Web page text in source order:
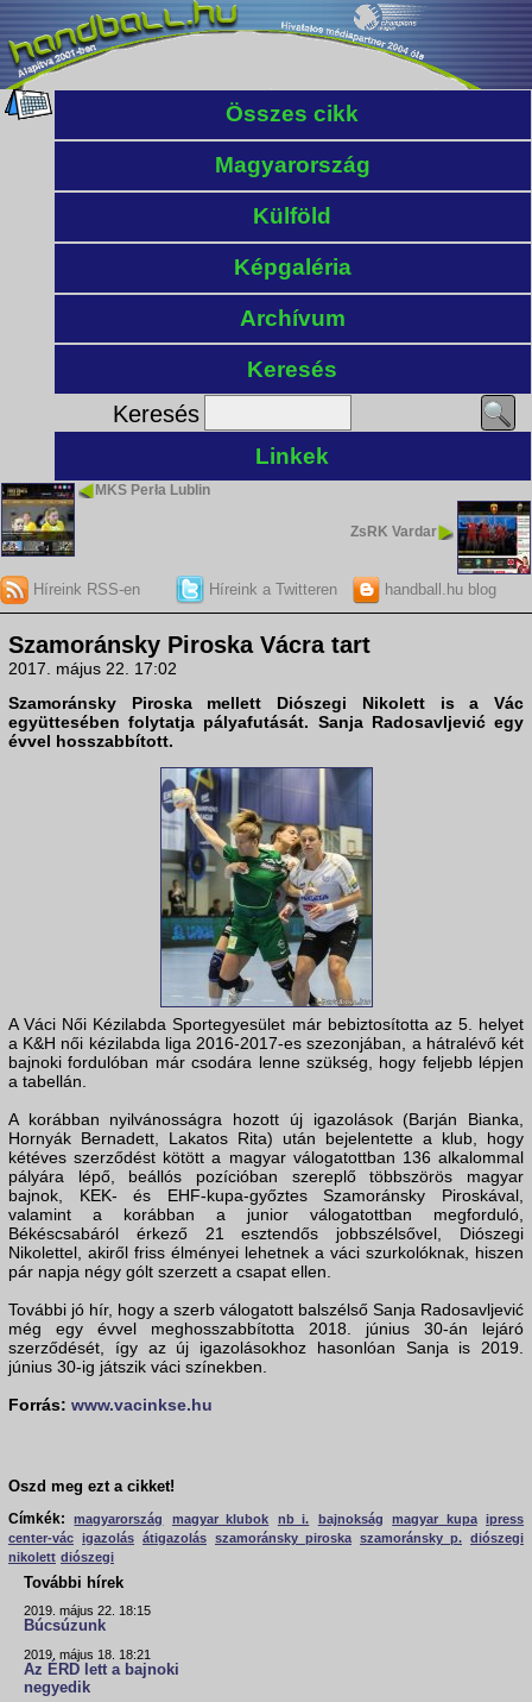
Összes cikk
Magyarország
Külföld
Képgaléria
Archívum
Keresés
Keresés
Linkek
MKS Perła Lublin
ZsRK Vardar
Híreink RSS-en Híreink a Twitteren handball.hu blog
Szamoránsky Piroska Vácra tart
2017. május 22. 17:02
Szamoránsky Piroska mellett Diószegi Nikolett is a Vác
együttesében folytatja pályafutását. Sanja Radosavljević egy
évvel hosszabbított.
A Váci Női Kézilabda Sportegyesület már bebiztosította az 5. helyet
a K&H női kézilabda liga 2016-2017-es szezonjában, a hátralévő két
bajnoki fordulóban már csodára lenne szükség, hogy feljebb lépjen
a tabellán.
A korábban nyilvánosságra hozott új igazolások (Barján Bianka,
Hornyák Bernadett, Lakatos Rita) után bejelentette a klub, hogy
kétéves szerződést kötött a magyar válogatottban 136 alkalommal
pályára lépő, beállós pozícióban szereplő többszörös magyar
bajnok, KEK- és EHF-kupa-győztes Szamoránsky Piroskával,
valamint a korábban a junior válogatottban megforduló,
Békéscsabáról érkező 21 esztendős jobbszélsővel, Diószegi
Nikolettel, akiről friss élményei lehetnek a váci szurkolóknak, hiszen
pár napja négy gólt szerzett a csapat ellen.
További jó hír, hogy a szerb válogatott balszélső Sanja Radosavljević
még egy évvel meghosszabbította 2018. június 30-án lejáró
szerződését, így az új igazolásokhoz hasonlóan Sanja is 2019.
június 30-ig játszik váci színekben.
Forrás: www.vacinkse.hu
Oszd meg ezt a cikket!
Címkék:
magyarország magyar klubok nb i. bajnokság magyar kupa
ipress
center-vác igazolás átigazolás szamoránsky piroska szamoránsky p. diószegi
nikolett diószegi
További hírek
2019. május 22. 18:15
Búcsúzunk
2019. május 18. 18:21
Az ÉRD lett a bajnoki
negyedik